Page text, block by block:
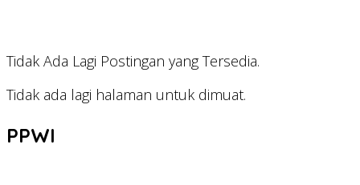
Tidak Ada Lagi Postingan yang Tersedia.
Tidak ada lagi halaman untuk dimuat.
PPWI